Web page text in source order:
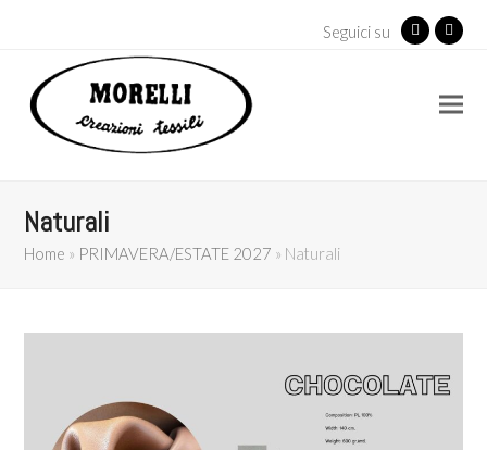
Seguici su Facebook
Naturali
Home » PRIMAVERA/ESTATE 2027 » Naturali